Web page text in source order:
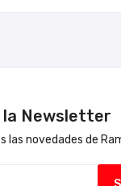
la Newsletter
las novedades de